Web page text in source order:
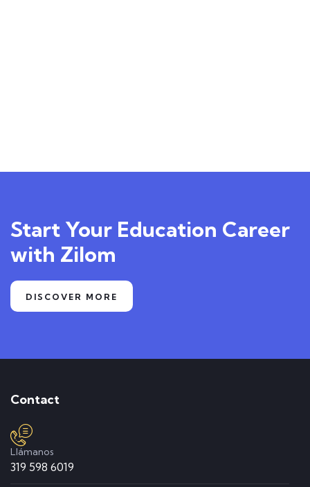
Start Your Education Career
with Zilom
DISCOVER MORE
Contact
Llámanos
319 598 6019